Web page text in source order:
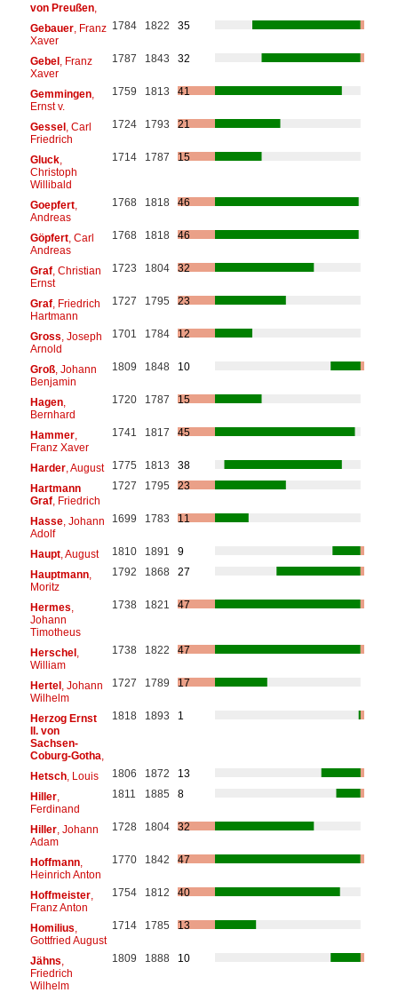
von Preußen,
Gebauer, Franz
Xaver
1784 1822 35
Gebel, Franz
Xaver
1787 1843 32
Gemmingen,
Ernst v.
1759 1813 41
Gessel, Carl
Friedrich
1724 1793 21
Gluck,
Christoph
Willibald
1714 1787 15
Goepfert,
Andreas
1768 1818 46
Göpfert, Carl
Andreas
1768 1818 46
Graf, Christian
Ernst
1723 1804 32
Graf, Friedrich
Hartmann
1727 1795 23
Gross , Joseph
Arnold
1701 1784 12
Groß, Johann
Benjamin
1809 1848 10
Hagen,
Bernhard
1720 1787 15
Hammer,
Franz Xaver
1741 1817 45
Harder, August 1775 1813
38
Hartmann
Graf, Friedrich
1727 1795 23
Hasse, Johann
Adolf
1699 1783 11
Haupt, August 1810 1891
9
Hauptmann,
Moritz
1792 1868 27
Hermes
Johann
Timotheus
1738 1821 47
Herschel,
William
1738 1822 47
Hertel, Johann
Wilhelm
1727 1789 17
Herzog Ernst
II. von
Sachsen-
Coburg-Gotha
1818 1893 1
Hetsch, Louis 1806 1872
13
Hiller,
Ferdinand
1811 1885 8
Hiller, Johann
Adam
1728 1804 32
Hoffmann,
Heinrich Anton
1770 1842 47
Hoffmeister,
Franz Anton
1754 1812 40
Homilius
Gottfried August
1714 1785 13
Jähns
Friedrich
Wilhelm
1809 1888 10